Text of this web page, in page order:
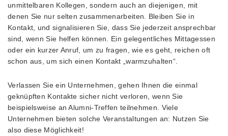
unmittelbaren Kollegen, sondern auch an diejenigen, mit
denen Sie nur selten zusammenarbeiten. Bleiben Sie in
Kontakt, und signalisieren Sie, dass Sie jederzeit ansprechbar
sind, wenn Sie helfen können. Ein gelegentliches Mittagessen
oder ein kurzer Anruf, um zu fragen, wie es geht, reichen oft
schon aus, um sich einen Kontakt „warmzuhalten“.
Verlassen Sie ein Unternehmen, gehen Ihnen die einmal
geknüpften Kontakte sicher nicht verloren, wenn Sie
beispielsweise an Alumni-Treffen teilnehmen. Viele
Unternehmen bieten solche Veranstaltungen an: Nutzen Sie
also diese Möglichkeit!